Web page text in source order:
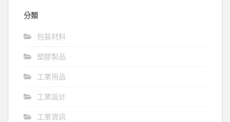
分類
包裝材料
塑膠製品
工業用品
工業設計
工業資訊